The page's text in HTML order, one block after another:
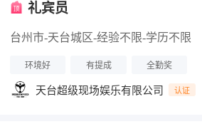
礼宾员
台州市-天台城区-经验不限-学历不限
环境好 有提成 全勤奖
天台超级现场娱乐有限公司 认证